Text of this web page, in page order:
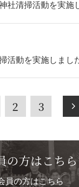
社清掃活動を実施
活動を実施しまし
2 3
の方はこちら
員の方はこちら